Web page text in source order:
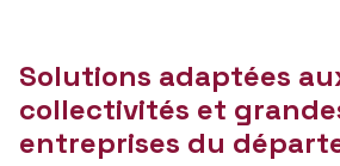
Solutions adaptées
collectivités et
entreprises du